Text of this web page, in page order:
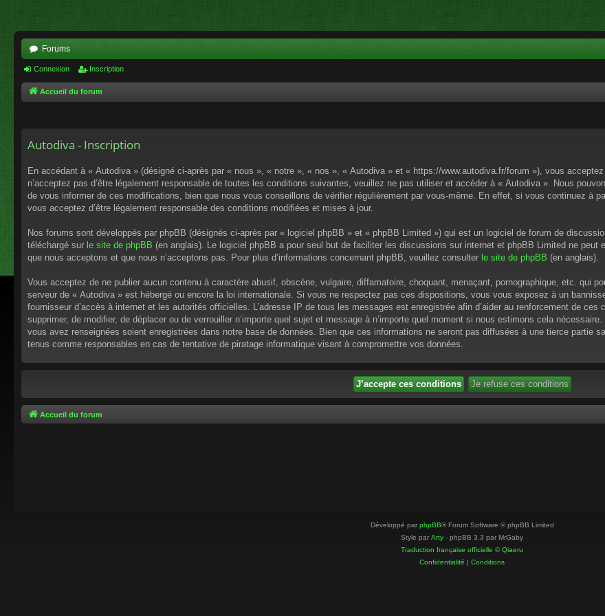
Forums
Connexion Inscription
Accueil du forum
Autodiva - Inscription
En accédant à « Autodiva » (désigné ci-après par « nous », « notre », « nos », « Autodiva » et « https://www.autodiva.fr/forum »), vous
n’acceptez pas d’être légalement responsable de toutes les conditions suivantes, veuillez ne pas utiliser et accéder à « Autodiva ». Nous
de vous informer de ces modifications, bien que nous vous conseillons de vérifier régulièrement par vous-même. En effet, si vous continuez à
vous acceptez d’être légalement responsable des conditions modifiées et mises à jour.
Nos forums sont développés par phpBB (désignés ci-après par « logiciel phpBB » et « phpBB Limited ») qui est un logiciel de forum de
téléchargé sur le site de phpBB (en anglais). Le logiciel phpBB a pour seul but de faciliter les discussions sur internet et phpBB Limited ne
que nous acceptons et que nous n’acceptons pas. Pour plus d’informations concernant phpBB, veuillez consulter le site de phpBB (en anglais).
Vous acceptez de ne publier aucun contenu à caractère abusif, obscène, vulgaire, diffamatoire, choquant, menaçant, pornographique, etc. qui
serveur de « Autodiva » est hébergé ou encore la loi internationale. Si vous ne respectez pas ces dispositions, vous vous exposez à un
fournisseur d’accès à internet et les autorités officielles. L’adresse IP de tous les messages est enregistrée afin d’aider au renforcement de
supprimer, de modifier, de déplacer ou de verrouiller n’importe quel sujet et message à n’importe quel moment si nous estimons cela
vous avez renseignées soient enregistrées dans notre base de données. Bien que ces informations ne seront pas diffusées à une tierce partie
tenus comme responsables en cas de tentative de piratage informatique visant à compromettre vos données.
Accueil du forum
Développé par phpBB® Forum Software © phpBB Limited
Style par Arty - phpBB 3.3 par MrGaby
Traduction française officielle ©Qiaeru
Confidentialité | Conditions